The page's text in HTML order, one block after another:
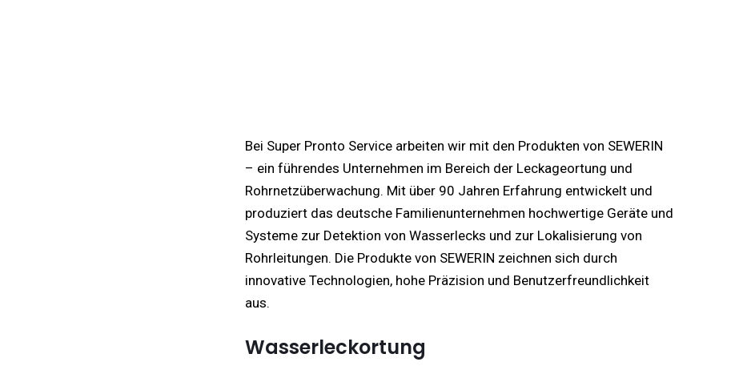
Bei Super Pronto Service arbeiten wir mit den Produkten von SEWERIN
– ein führendes Unternehmen im Bereich der Leckageortung und
Rohrnetzüberwachung. Mit über 90 Jahren Erfahrung entwickelt und
produziert das deutsche Familienunternehmen hochwertige Geräte und
Systeme zur Detektion von Wasserlecks und zur Lokalisierung von
Rohrleitungen. Die Produkte von SEWERIN zeichnen sich durch
innovative Technologien, hohe Präzision und Benutzerfreundlichkeit
aus.
Wasserleckortung